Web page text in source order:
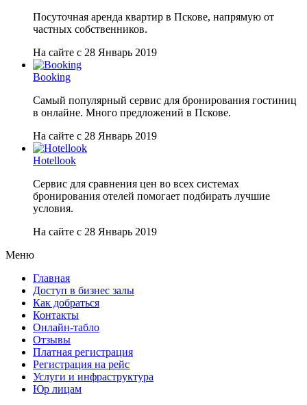
Посуточная аренда квартир в Пскове, напрямую от
частных собственников.
На сайте с 28 Январь 2019
Booking
Самый популярный сервис для бронирования гостиниц
в онлайне. Много предложений в Пскове.
На сайте с 28 Январь 2019
Hotellook
Сервис для сравнения цен во всех системах
бронирования отелей помогает подбирать лучшие
условия.
На сайте с 28 Январь 2019
Меню
Главная
Доступ в бизнес залы
Как добраться
Контакты
Онлайн-табло
Отзывы
Платная регистрация
Регистрация на рейс
Услуги и инфраструктура
Юр лицам